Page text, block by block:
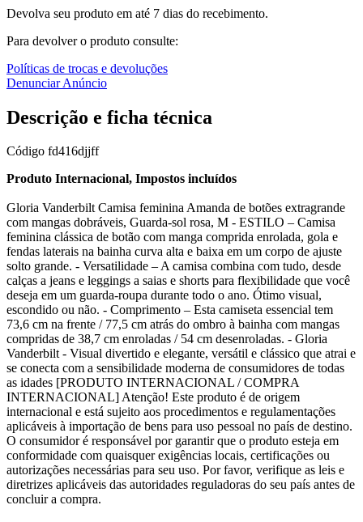
Devolva seu produto em até 7 dias do recebimento.
Para devolver o produto consulte:
Políticas de trocas e devoluções
Denunciar Anúncio
Descrição e ficha técnica
Código fd416djjff
Produto Internacional, Impostos incluídos
Gloria Vanderbilt Camisa feminina Amanda de botões extragrande
com mangas dobráveis, Guarda-sol rosa, M - ESTILO – Camisa
feminina clássica de botão com manga comprida enrolada, gola e
fendas laterais na bainha curva alta e baixa em um corpo de ajuste
solto grande. - Versatilidade – A camisa combina com tudo, desde
calças a jeans e leggings a saias e shorts para flexibilidade que você
deseja em um guarda-roupa durante todo o ano. Ótimo visual,
escondido ou não. - Comprimento – Esta camiseta essencial tem
73,6 cm na frente / 77,5 cm atrás do ombro à bainha com mangas
compridas de 38,7 cm enroladas / 54 cm desenroladas. - Gloria
Vanderbilt - Visual divertido e elegante, versátil e clássico que atrai e
se conecta com a sensibilidade moderna de consumidores de todas
as idades [PRODUTO INTERNACIONAL / COMPRA
INTERNACIONAL] Atenção! Este produto é de origem
internacional e está sujeito aos procedimentos e regulamentações
aplicáveis à importação de bens para uso pessoal no país de destino.
O consumidor é responsável por garantir que o produto esteja em
conformidade com quaisquer exigências locais, certificações ou
autorizações necessárias para seu uso. Por favor, verifique as leis e
diretrizes aplicáveis das autoridades reguladoras do seu país antes de
concluir a compra.